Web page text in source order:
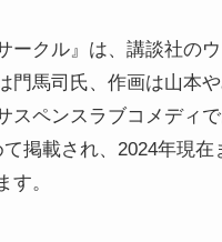
ークル』は、講談社の
門馬司氏、作画は山本
スペンスラブコメディ
掲載され、2024年現
す。